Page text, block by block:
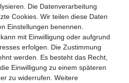
Die Datenverarbeitung
Cookies. Wir teilen diese Daten
Einstellungen benennen.
mit Einwilligung oder aufgrund
erfolgen. Die Zustimmung
werden. Es besteht das Recht,
Einwilligung zu einem späteren
zu widerrufen. Weitere
Impressum
AGB